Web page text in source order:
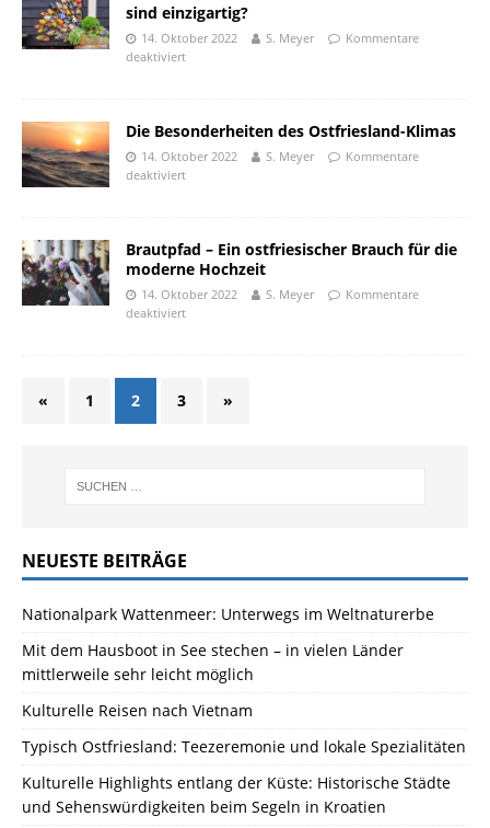
sind einzigartig?
14. Oktober 2022 S. Meyer
Kommentare
deaktiviert
Die Besonderheiten des Ostfriesland-Klimas
14. Oktober 2022 S. Meyer
Kommentare
deaktiviert
Brautpfad – Ein ostfriesischer Brauch für die
moderne Hochzeit
14. Oktober 2022 S. Meyer
Kommentare
deaktiviert
« 1 2 3 »
NEUESTE BEITRÄGE
Nationalpark Wattenmeer: Unterwegs im Weltnaturerbe
Mit dem Hausboot in See stechen – in vielen Länder
mittlerweile sehr leicht möglich
Kulturelle Reisen nach Vietnam
Typisch Ostfriesland: Teezeremonie und lokale Spezialitäten
Kulturelle Highlights entlang der Küste: Historische Städte
und Sehenswürdigkeiten beim Segeln in Kroatien